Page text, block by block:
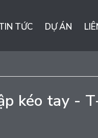
TỨC DỰ ÁN
kéo tay -